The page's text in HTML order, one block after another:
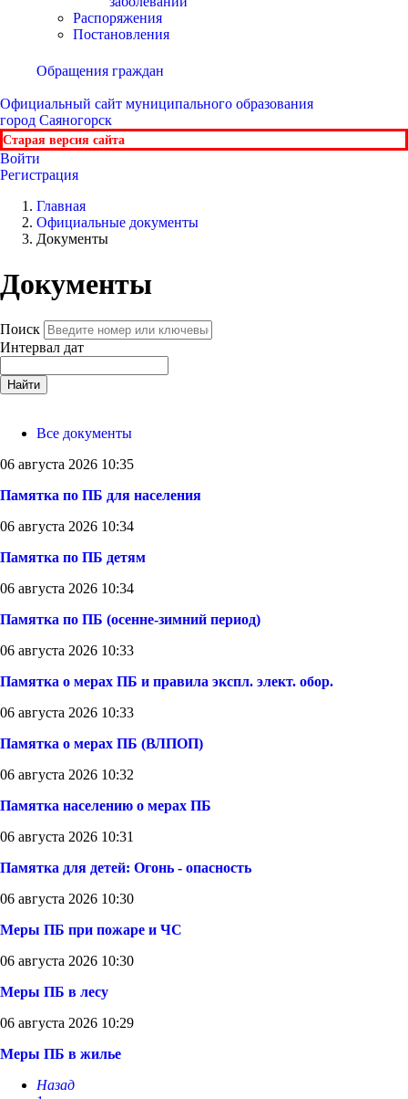
Распоряжения
Постановления
Обращения граждан
Официальный сайт муниципального образования
город Саяногорск
Старая версия сайта
Войти
Регистрация
Главная
Официальные документы
Документы
Документы
Поиск
Интервал дат
Найти
Все документы
06 августа 2026 10:35
Памятка по ПБ для населения
06 августа 2026 10:34
Памятка по ПБ детям
06 августа 2026 10:34
Памятка по ПБ (осенне-зимний период)
06 августа 2026 10:33
Памятка о мерах ПБ и правила экспл. элект. обор.
06 августа 2026 10:33
Памятка о мерах ПБ (ВЛПОП)
06 августа 2026 10:32
Памятка населению о мерах ПБ
06 августа 2026 10:31
Памятка для детей: Огонь - опасность
06 августа 2026 10:30
Меры ПБ при пожаре и ЧС
06 августа 2026 10:30
Меры ПБ в лесу
06 августа 2026 10:29
Меры ПБ в жилье
Назад